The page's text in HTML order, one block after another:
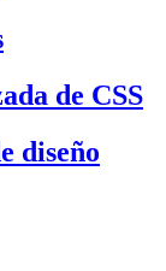
de CSS
diseño